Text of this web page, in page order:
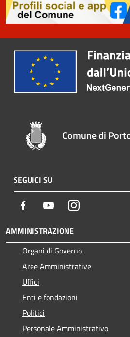
Comune di
SEGUICI SU
Facebook YoutubeInstagram
AMMINISTRAZIONE
Organi di Governo
Aree Amministrative
Uffici
Enti e fondazioni
Politici
Personale Amministrativo